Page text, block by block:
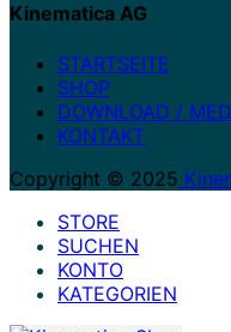
Kinematica AG
STARTSEITE
SHOP
DOWNLOAD /
KONTAKT
Copyright © 2025
STORE
SUCHEN
KONTO
KATEGORIEN